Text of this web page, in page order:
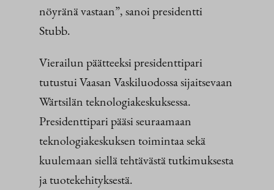
nöyränä vastaan”, sanoi presidentti
Stubb.
Vierailun päätteeksi presidenttipari
tutustui Vaasan Vaskiluodossa sijaitsevaan
Wärtsilän teknologiakeskuksessa.
Presidenttipari pääsi seuraamaan
teknologiakeskuksen toimintaa sekä
kuulemaan siellä tehtävästä tutkimuksesta
ja tuotekehityksestä.